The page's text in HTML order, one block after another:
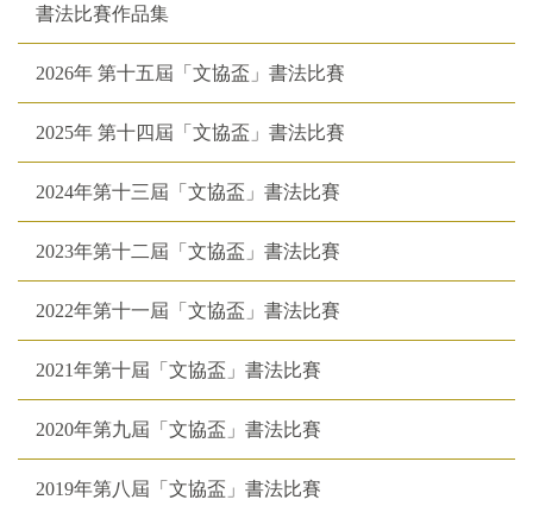
書法比賽作品集
2026年 第十五屆「文協盃」書法比賽
2025年 第十四屆「文協盃」書法比賽
​2024年第十三屆「文協盃」書法比賽
2023年第十二屆「文協盃」書法比賽
2022年第十一屆「文協盃」書法比賽
2021年第十屆「文協盃」書法比賽
2020年第九屆「文協盃」書法比賽
2019年第八屆「文協盃」書法比賽